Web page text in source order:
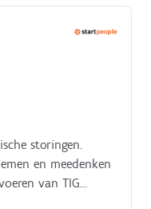
storingen.
en meedenken
van TIG